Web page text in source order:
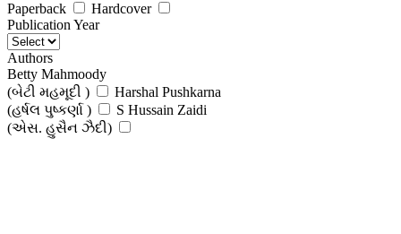
Paperback
Hardcover
Publication Year
Authors
Betty Mahmoody
(બેટી મહમૂદી )
Harshal Pushkarna
(હર્ષલ પુષ્કર્ણા )
S Hussain Zaidi
(એસ. હુસૈન ઝૈદી)